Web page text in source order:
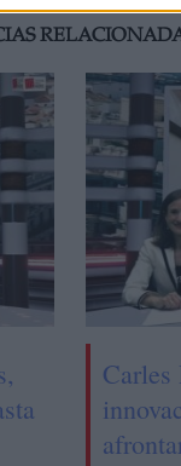
Carles